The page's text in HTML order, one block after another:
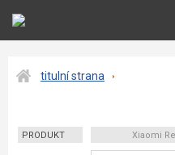
titulní strana
PRODUKT Xiaomi